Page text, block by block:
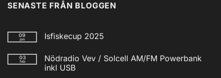
SENASTE FRÅN BLOGGEN
09
jan Isfiskecup 2025
till
Isfiskecup
2025
03
feb
Nödradio Vev / Solcell AM/FM Powerbank
inkl USB